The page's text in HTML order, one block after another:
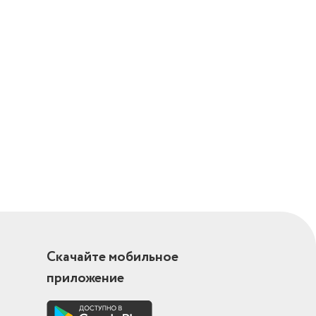
Скачайте мобильное
приложение